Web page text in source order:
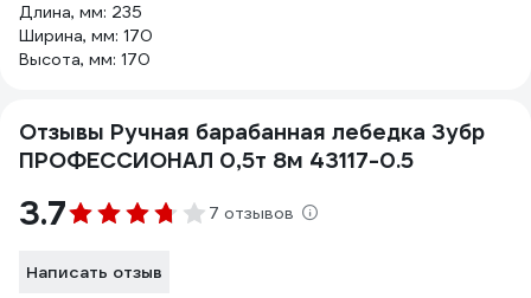
Длина, мм: 235
Ширина, мм: 170
Высота, мм: 170
Отзывы Ручная барабанная лебедка Зубр
ПРОФЕССИОНАЛ 0,5т 8м 43117-0.5
3.7 7 отзывов
Написать отзыв